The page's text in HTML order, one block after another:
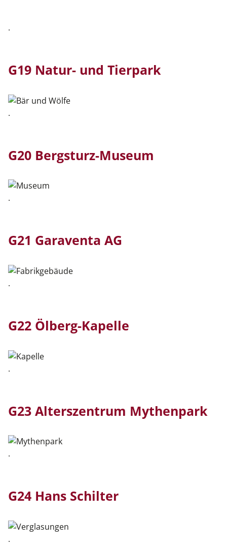
.
G19 Natur- und Tierpark
.
G20 Bergsturz-Museum
.
G21 Garaventa AG
.
G22 Ölberg-Kapelle
.
G23 Alterszentrum Mythenpark
.
G24 Hans Schilter
.